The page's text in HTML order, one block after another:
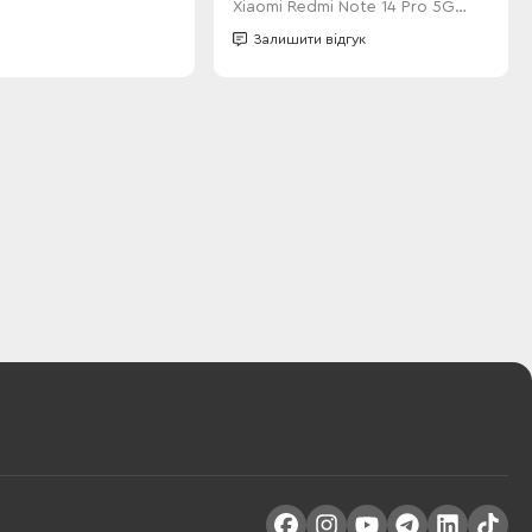
Xiaomi Redmi Note 14 Pro 5G
Transparent
Залишити відгук